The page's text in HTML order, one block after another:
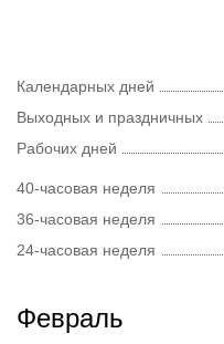
Календарных дней
Выходных и праздничных
Рабочих дней
40-часовая неделя
36-часовая неделя
24-часовая неделя
Февраль